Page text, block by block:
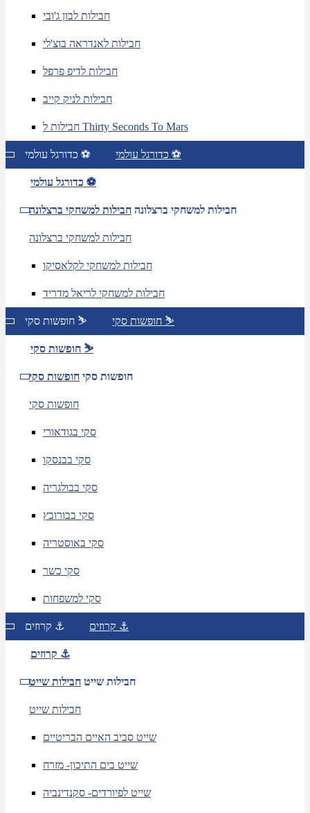
חבילות לבון ג'ובי
חבילות לאנדראה בוצ'לי
חבילות לדיפ פרפל
חבילות לניק קייב
חבילות ל Thirty Seconds To Mars
כדורגל עולמי ⚽ כדורגל עולמי ⚽
כדורגל עולמי ⚽
חבילות למשחקי ברצלונה חבילות למשחקי ברצלונה
חבילות למשחקי ברצלונה
חבילות למשחקי לקלאסיקו
חבילות למשחקי לריאל מדריד
חופשות סקי ⛷️ חופשות סקי ⛷️
חופשות סקי ⛷️
חופשות סקי חופשות סקי
חופשות סקי
סקי בגודאורי
סקי בבנסקו
סקי בבולגריה
סקי בבורובץ
סקי באוסטריה
סקי כשר
סקי למשפחות
קרוזים ⚓ קרוזים ⚓
קרוזים ⚓
חבילות שייט חבילות שייט
חבילות שייט
שייט סביב האיים הבריטיים
שייט בים התיכון- מזרח
שייט לפיורדים- סקנדינביה